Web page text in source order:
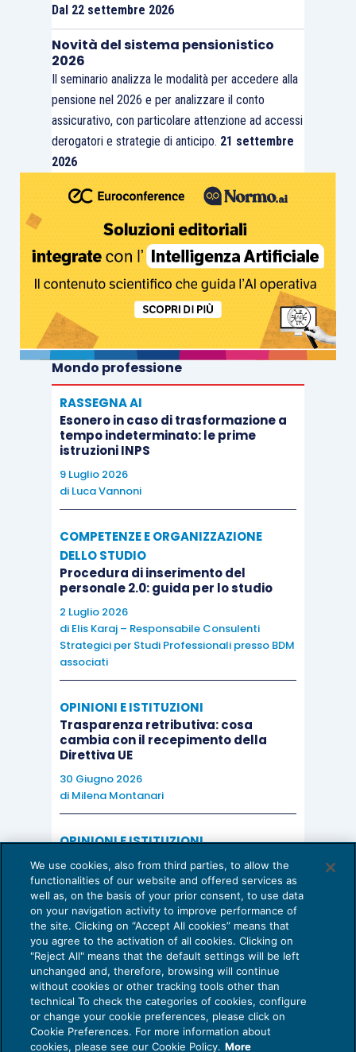
Dal 22 settembre 2026
Novità del sistema pensionistico
2026
Il seminario analizza le modalità per accedere alla
pensione nel 2026 e per analizzare il conto
assicurativo, con particolare attenzione ad accessi
derogatori e strategie di anticipo. 21 settembre
2026
Mondo professione
RASSEGNA AI
Esonero in caso di trasformazione a
tempo indeterminato: le prime
istruzioni INPS
9 Luglio 2026
di Luca Vannoni
COMPETENZE E ORGANIZZAZIONE
DELLO STUDIO
Procedura di inserimento del
personale 2.0: guida per lo studio
2 Luglio 2026
di Elis Karaj – Responsabile Consulenti
Strategici per Studi Professionali presso BDM
associati
OPINIONI E ISTITUZIONI
Trasparenza retributiva: cosa
cambia con il recepimento della
Direttiva UE
30 Giugno 2026
di Milena Montanari
OPINIONI E ISTITUZIONI
Valorizzare il potenziale dello Studio:
una riflessione sul futuro della
consulenza del lavoro
15 Giugno 2026
di Milena Montanari
Privacy Policy
We use cookies, also from third parties, to allow the
functionalities of our website and offered services as
well as, on the basis of your prior consent, to use data
on your navigation activity to improve performance of
the site. Clicking on “Accept All cookies” means that
you agree to the activation of all cookies. Clicking on
"Reject All" means that the default settings will be left
unchanged and, therefore, browsing will continue
without cookies or other tracking tools other than
technical To check the categories of cookies, configure
or change your cookie preferences, please click on
Cookie Preferences. For more information about
cookies, please see our Cookie Policy. More